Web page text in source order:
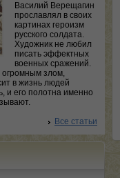
Василий Верещагин
прославлял в своих
картинах героизм
русского солдата.
Художник не любил
писать эффектных
военных сражений.
огромным злом,
в жизнь людей
и его полотна именно
Все статьи